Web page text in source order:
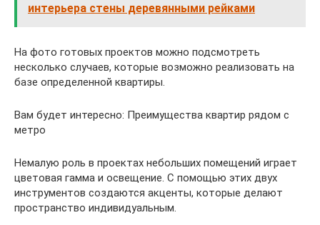
интерьера стены деревянными рейками
На фото готовых проектов можно подсмотреть
несколько случаев, которые возможно реализовать на
базе определенной квартиры.
Вам будет интересно: Преимущества квартир рядом с
метро
Немалую роль в проектах небольших помещений играет
цветовая гамма и освещение. С помощью этих двух
инструментов создаются акценты, которые делают
пространство индивидуальным.